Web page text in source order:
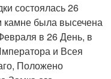
состоялась 26
камне была высечена
в 26 День, в
и Всея
Положено